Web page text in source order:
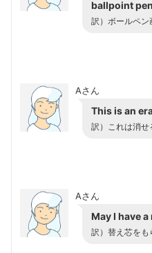
ballpoint
訳）ボールペン
Aさん
This is an
訳）これは消せ
Aさん
May I have
訳）替え芯をも